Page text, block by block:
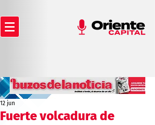
Fuerte volcadura de
12 jun